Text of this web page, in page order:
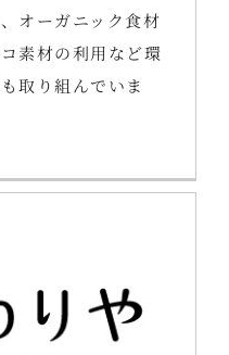
オーガニック食材
素材の利用など環
取り組んでいま